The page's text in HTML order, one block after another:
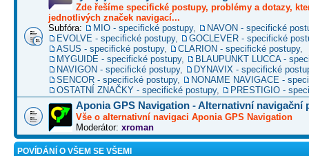
Zde řešíme specifické postupy, problémy a dotazy,
jednotlivých značek navigací...
Subfóra:
MIO - specifické postupy,
NAVON - specifické
EVOLVE - specifické postupy,
GOCLEVER - specifické
ASUS - specifické postupy, CLARION - specifické postupy,
MYGUIDE - specifické postupy,
BLAUPUNKT LUCCA -
NAVIGON - specifické postupy,
DYNAVIX - specifické
SENCOR - specifické postupy,
NONAME NAVIGACE -
OSTATNÍ ZNAČKY - specifické postupy, PRESTIGIO -
Aponia GPS Navigation - Alternativní navigační
Vše o alternativní navigaci Aponia GPS Navigation
Moderátor: xroman
POVÍDÁNÍ O VŠEM SE VŠEMI